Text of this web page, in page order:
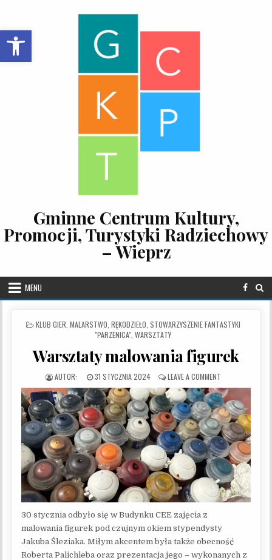
Open toolbar
Gminne Centrum Kultury,
Promocji, Turystyki Radziechowy
– Wieprz
MENU
POSTED IN
KLUB GIER MALARSTWO RĘKODZIEŁO STOWARZYSZENIE FANTASTYKI
"PARZENICA" WARSZTATY
Warsztaty malowania figurek
PUBLISHED DATE:
31 STYCZNIA 2024 LEAVE A COMMENTON WARSZTATY
30 stycznia odbyło się w Budynku CEE zajęcia z
malowania figurek pod czujnym okiem stypendysty
Jakuba Śleziaka. Miłym akcentem była także obecność
Roberta Palichleba oraz prezentacja jego – wykonanych z